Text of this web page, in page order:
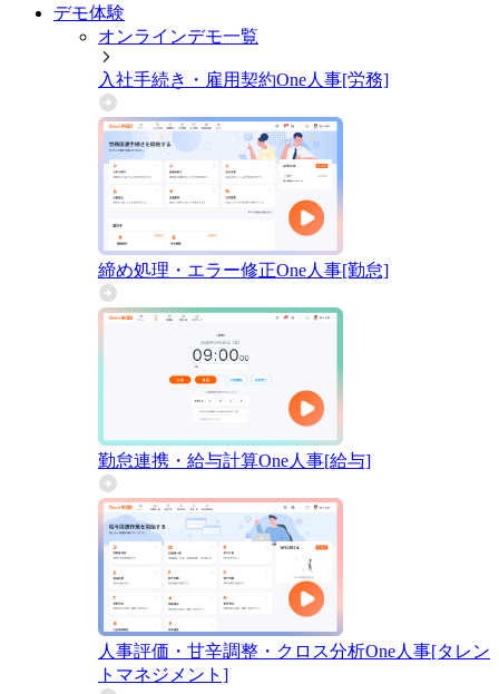
デモ体験
オンラインデモ一覧
入社手続き・雇用契約One人事[労務]
締め処理・エラー修正One人事[勤怠]
勤怠連携・給与計算One人事[給与]
人事評価・甘辛調整・クロス分析One人事[タレン
トマネジメント]